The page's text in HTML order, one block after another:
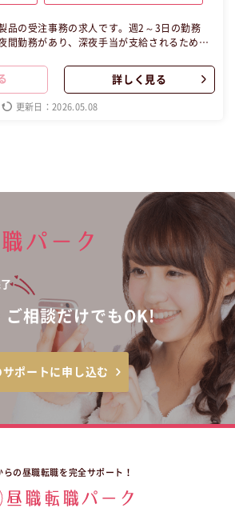
品の受注事務の求人です。週2～3日の勤務
間勤務があり、深夜手当が支給されるため、
ト制で月12日程度の稼働が可能なため、プラ
ら働ける環境です。転勤なしで安定した昼所
望する元夜職経験者の方に最適です。 この昼
社員事務の昼職へ転職したい方の求人です。
詳しく見る
更新日：2026.05.08
ご相談だけでもOK!
ポートに申し込む
らの昼職転職を完全サポート！